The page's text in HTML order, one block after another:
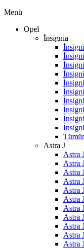
Menü
Opel
İnsignia
Astra J
Astra
Astra
Astra
Astra
Astra
Astra
Astra
Astra
Astra
Astra
Astra